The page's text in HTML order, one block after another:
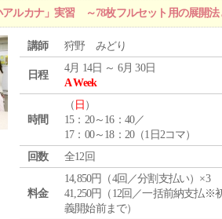
ルカナ」実習 ～78枚フルセット用の展開法
講師 狩野 みどり
日程
4月 14日 ～ 6月 30日
A Week
時間
（ 日 ）
15：20～16：40／
17：00～18：20（1日2コマ）
回数
全12回
料金
14,850円（4回／分割支払い）×3
41,250円（12回／一括前納支払※
義開始前まで）